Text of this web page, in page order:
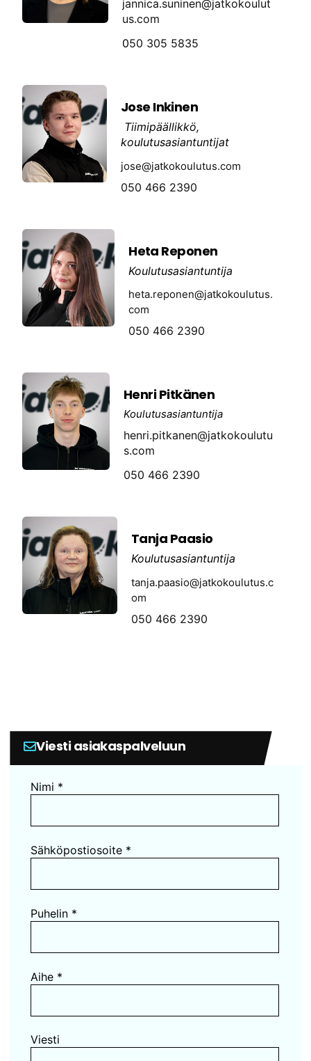
jannica.suninen@jatkokoulut
us.com
050 305 5835
Jose Inkinen
Tiimipäällikkö,
koulutusasiantuntijat
jose@jatkokoulutus.com
050 466 2390
Heta Reponen
Koulutusasiantuntija
heta.reponen@jatkokoulutus.
com
050 466 2390
Henri Pitkänen
Koulutusasiantuntija
henri.pitkanen@jatkokoulutu
s.com
050 466 2390
Tanja Paasio
Koulutusasiantuntija
tanja.paasio@jatkokoulutus.c
om
050 466 2390
Viesti asiakaspalveluun
Nimi *
Sähköpostiosoite *
Puhelin *
Aihe *
Viesti